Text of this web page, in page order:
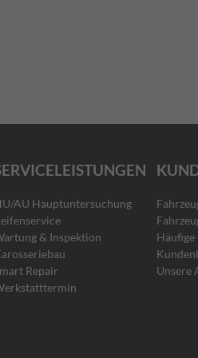
AU Hauptuntersuchung
& Inspektion
Repair
Häufige
Unsere